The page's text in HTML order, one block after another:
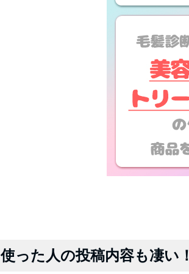
使った人の投稿内容も凄い！